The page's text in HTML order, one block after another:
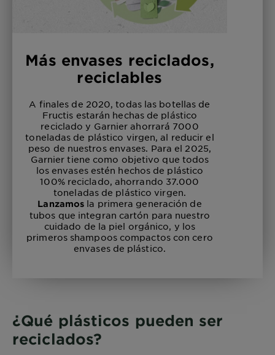
Más envases reciclados,
reciclables
A finales de 2020, todas las botellas de
Fructis estarán hechas de plástico
reciclado y Garnier ahorrará 7000
toneladas de plástico virgen, al reducir el
peso de nuestros envases. Para el 2025,
Garnier tiene como objetivo que todos
los envases estén hechos de plástico
100% reciclado, ahorrando 37.000
toneladas de plástico virgen.
Lanzamos la primera generación de
tubos que integran cartón para nuestro
cuidado de la piel orgánico, y los
primeros shampoos compactos con cero
envases de plástico.
¿Qué plásticos pueden ser
reciclados?